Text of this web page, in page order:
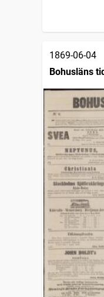
1869-06-04
Bohusläns